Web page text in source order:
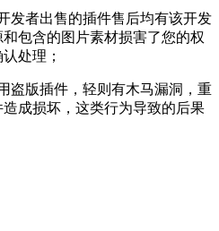
发者出售的插件售后均有该开发
包含的图片素材损害了您的权
处理；
盗版插件，轻则有木马漏洞，重
成损坏，这类行为导致的后果